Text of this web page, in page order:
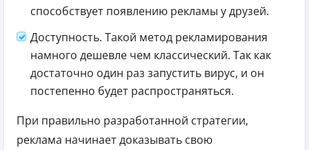
способствует появлению рекламы у друзей.
Доступность. Такой метод рекламирования
намного дешевле чем классический. Так как
достаточно один раз запустить вирус, и он
постепенно будет распространяться.
При правильно разработанной стратегии,
реклама начинает доказывать свою